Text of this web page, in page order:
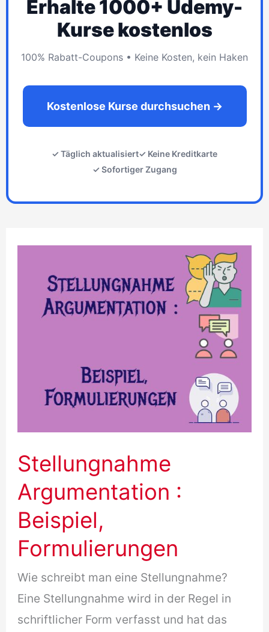
Erhalte 1000+ Udemy-
Kurse kostenlos
100% Rabatt-Coupons • Keine Kosten, kein Haken
Kostenlose Kurse durchsuchen →
✓ Täglich aktualisiert✓ Keine Kreditkarte
✓ Sofortiger Zugang
Stellungnahme
Argumentation :
Beispiel,
Formulierungen
Wie schreibt man eine Stellungnahme?
Eine Stellungnahme wird in der Regel in
schriftlicher Form verfasst und hat das